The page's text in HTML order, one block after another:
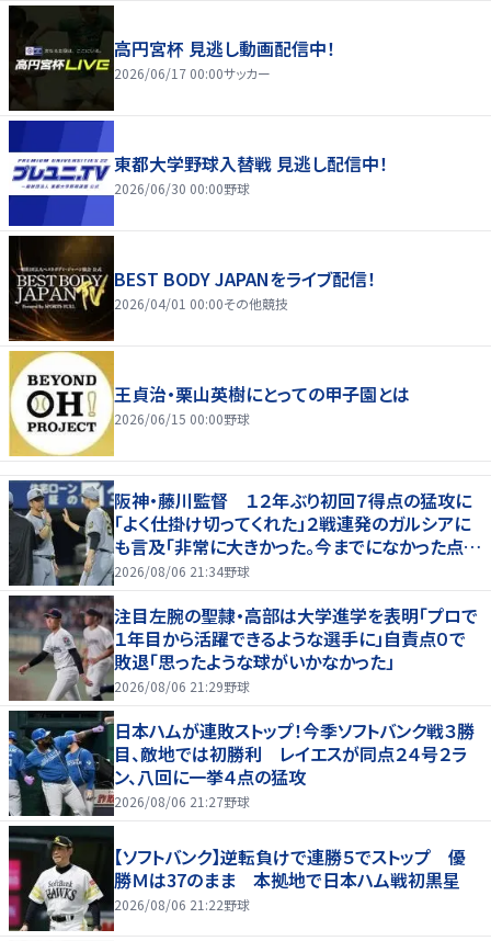
高円宮杯 見逃し動画配信中！
2026/06/17 00:00サッカー
東都大学野球入替戦 見逃し配信中！
2026/06/30 00:00野球
BEST BODY JAPANをライブ配信！
2026/04/01 00:00その他競技
王貞治・栗山英樹にとっての甲子園とは
2026/06/15 00:00野球
阪神・藤川監督 １２年ぶり初回７得点の猛攻に
「よく仕掛け切ってくれた」２戦連発のガルシアに
も言及「非常に大きかった。今までになかった点の
パターン」
2026/08/06 21:34野球
注目左腕の聖隷・高部は大学進学を表明「プロで
１年目から活躍できるような選手に」自責点０で
敗退「思ったような球がいかなかった」
2026/08/06 21:29野球
日本ハムが連敗ストップ！今季ソフトバンク戦３勝
目、敵地では初勝利 レイエスが同点２４号２ラ
ン、八回に一挙４点の猛攻
2026/08/06 21:27野球
【ソフトバンク】逆転負けで連勝５でストップ 優
勝Ｍは37のまま 本拠地で日本ハム戦初黒星
2026/08/06 21:22野球